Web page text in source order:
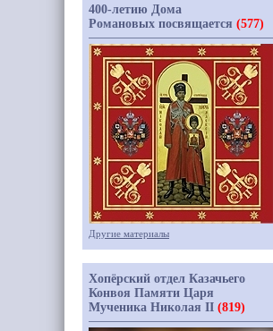
400-летию Дома
Романовых посвящается (577)
Другие материалы
Хопёрский отдел Казачьего
Конвоя Памяти Царя
Мученика Николая II (819)